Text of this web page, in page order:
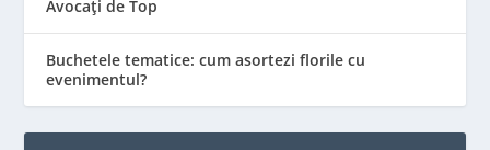
Avocați de Top
Buchetele tematice: cum asortezi florile cu
evenimentul?